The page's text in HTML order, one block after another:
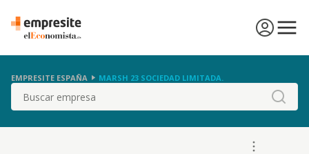
EMPRESITE ESPAÑA MARSH 23 SOCIEDAD LIMITADA.
Buscar